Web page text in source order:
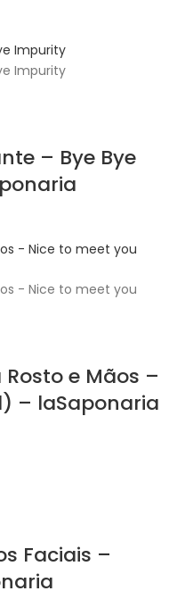
– Bye Bye
e Mãos –
– laSaponaria
Faciais –